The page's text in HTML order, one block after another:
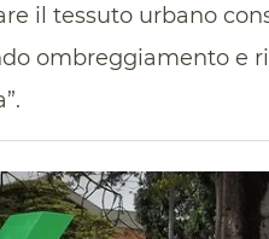
il tessuto urbano
ombreggiamento e